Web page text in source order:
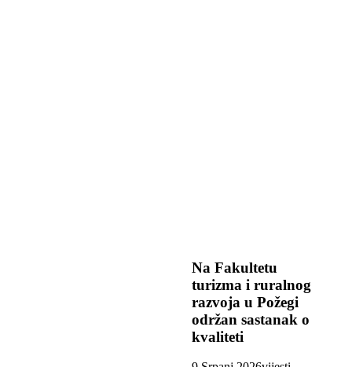
Na Fakultetu
turizma i ruralnog
razvoja u Požegi
održan sastanak o
kvaliteti